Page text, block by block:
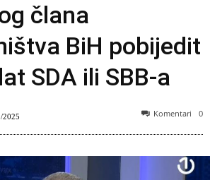
člana
BiH pobijedit
SDA ili SBB-a
2025 Komentari 0